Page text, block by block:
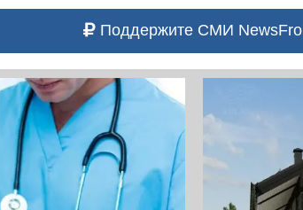
Поддержите СМИ NewsFrol